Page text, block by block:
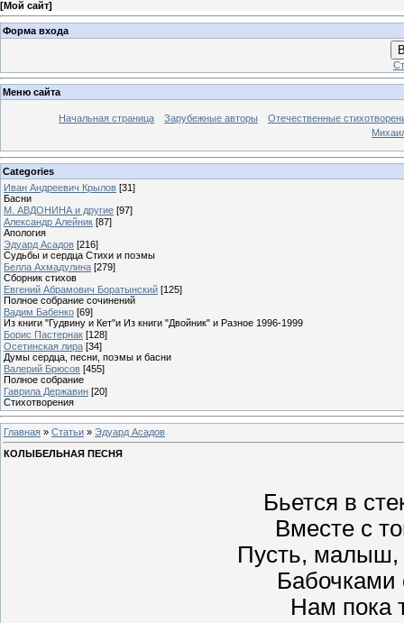
[Мой сайт]
Форма входа
Меню сайта
Начальная страница Зарубежные авторы
Отечественные
Categories
Иван Андреевич Крылов [31]
Басни
М. АВДОНИНА и другие [97]
Александр Алейник [87]
Апология
Эдуард Асадов [216]
Судьбы и сердца Стихи и поэмы
Белла Ахмадулина [279]
Сборник стихов
Евгений Абрамович Боратынский [125]
Полное собрание сочинений
Вадим Бабенко [69]
Из книги "Гудвину и Кет"и Из книги "Двойник" и Разное 1996-1999
Борис Пастернак [128]
Осетинская лира [34]
Думы сердца, песни, поэмы и басни
Валерий Брюсов [455]
Полное собрание
Гаврила Державин [20]
Стихотворения
Главная » Статьи » Эдуард Асадов
КОЛЫБЕЛЬНАЯ ПЕСНЯ
Бьется в
Вместе с
Пусть, малыш,
Бабочками
Нам пока